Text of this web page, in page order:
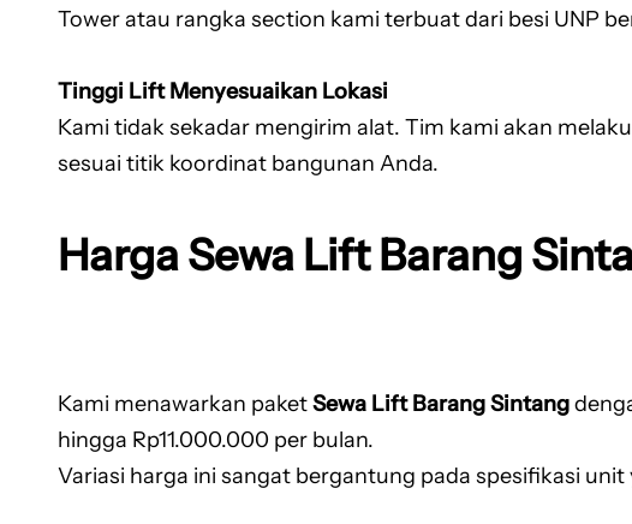
Tower atau rangka section kami terbuat dari besi UNP
Tinggi Lift Menyesuaikan Lokasi
Kami tidak sekadar mengirim alat. Tim kami akan
sesuai titik koordinat bangunan Anda.
Harga Sewa Lift Barang
Kami menawarkan paketSewa Lift Barang Sintang
hingga Rp11.000.000 per bulan.
Variasi harga ini sangat bergantung pada spesifikasi